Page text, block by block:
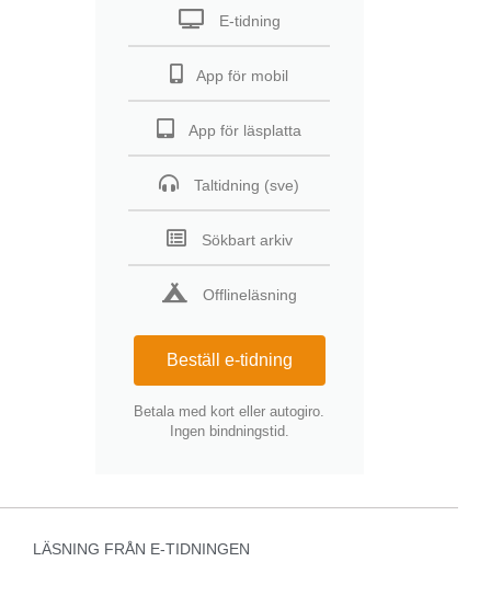
E-tidning
App för mobil
App för läsplatta
Taltidning (sve)
Sökbart arkiv
Offlineläsning
Beställ e-tidning
Betala med kort eller autogiro.
Ingen bindningstid.
LÄSNING FRÅN E-TIDNINGEN